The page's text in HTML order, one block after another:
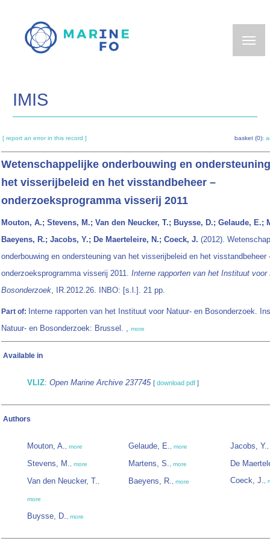
main
IMIS
[ report an error in this record ] basket (0):
Wetenschappelijke onderbouwing en
het visserijbeleid en het visstandbeheer –
onderzoeksprogramma visserij 2011
Mouton, A.; Stevens, M.; Van den Neucker, T.; Buysse, D.; Gelaude, E.;
Baeyens, R.; Jacobs, Y.; De Maerteleire, N.; Coeck, J. (2012).
onderbouwing en ondersteuning van het visserijbeleid en het visstandbeheer
onderzoeksprogramma visserij 2011. Interne rapporten van het Instituut voor
Bosonderzoek, IR.2012.26. INBO: [s.l.]. 21 pp.
Part of:
Interne rapporten van het Instituut voor Natuur- en Bosonderzoek.
Natuur- en Bosonderzoek: Brussel. , more
Available in
VLIZ: Open Marine Archive 237745 [ download pdf ]
Authors
Mouton, A., more
Stevens, M., more
Van den Neucker, T.,
more
Buysse, D., more
Gelaude, E., more
Martens, S., more
Baeyens, R., more
Jacobs, Y.,
De
Coeck, J.,